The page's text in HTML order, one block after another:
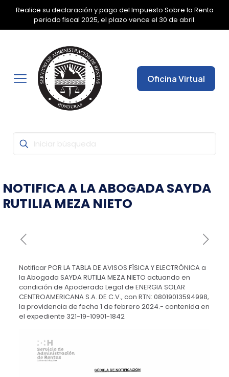
Realice su declaración y pago del Impuesto Sobre la Renta
periodo fiscal 2025, el plazo vence el 30 de abril. ✕
Oficina Virtual
NOTIFICA A LA ABOGADA SAYDA
RUTILIA MEZA NIETO
Notificar POR LA TABLA DE AVISOS FÍSICA Y ELECTRÓNICA a
la Abogada SAYDA RUTILIA MEZA NIETO actuando en
condición de Apoderada Legal de ENERGIA SOLAR
CENTROAMERICANA S.A. DE C.V., con RTN: 08019013594998,
la providencia de fecha 1 de febrero 2024.- contenida en
el expediente 321-19-10901-1842